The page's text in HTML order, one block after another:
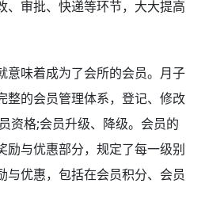
、审批、快递等环节，大大提高
意味着成为了会所的会员。月子
整的会员管理体系，登记、修改
资格;会员升级、降级。会员的
励与优惠部分，规定了每一级别
与优惠，包括在会员积分、会员